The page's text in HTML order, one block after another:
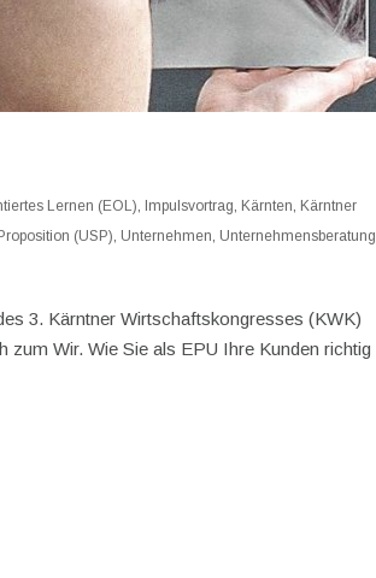
Lernen (EOL) Impulsvortrag Kärnten Kärntner
(USP) Unternehmen Unternehmensberatung
3. Kärntner Wirtschaftskongresses (KWK)
zum Wir. Wie Sie als EPU Ihre Kunden richtig